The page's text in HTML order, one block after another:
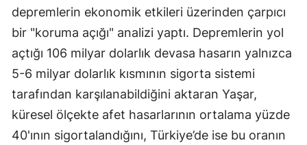
depremlerin ekonomik etkileri üzerinden çarpıcı
bir "koruma açığı" analizi yaptı. Depremlerin yol
açtığı 106 milyar dolarlık devasa hasarın yalnızca
5-6 milyar dolarlık kısmının sigorta sistemi
tarafından karşılanabildiğini aktaran Yaşar,
küresel ölçekte afet hasarlarının ortalama yüzde
40'ının sigortalandığını, Türkiye’de ise bu oranın